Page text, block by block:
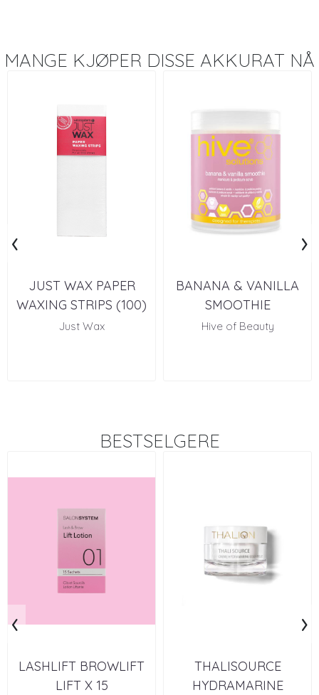
MANGE KJØPER DISSE AKKURAT NÅ
JUST WAX PAPER
WAXING STRIPS (100)
Just Wax
BANANA & VANILLA
SMOOTHIE
Hive of Beauty
‹ ›
BESTSELGERE
LASHLIFT BROWLIFT
LIFT X 15
THALISOURCE
HYDRAMARINE
‹ ›